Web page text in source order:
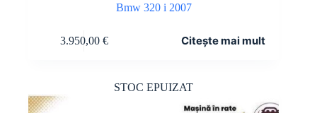
Bmw 320 i 2007
3.950,00 € Citește mai mult
STOC EPUIZAT